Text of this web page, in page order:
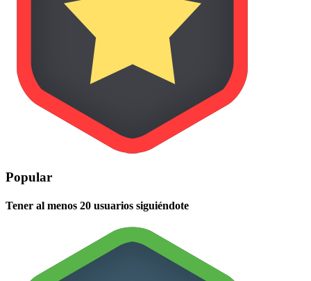
Popular
Tener al menos 20 usuarios siguiéndote